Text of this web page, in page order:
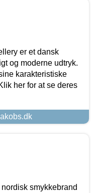
er et dansk
og moderne udtryk.
karakteristiske
her for at se deres
smykkebrand